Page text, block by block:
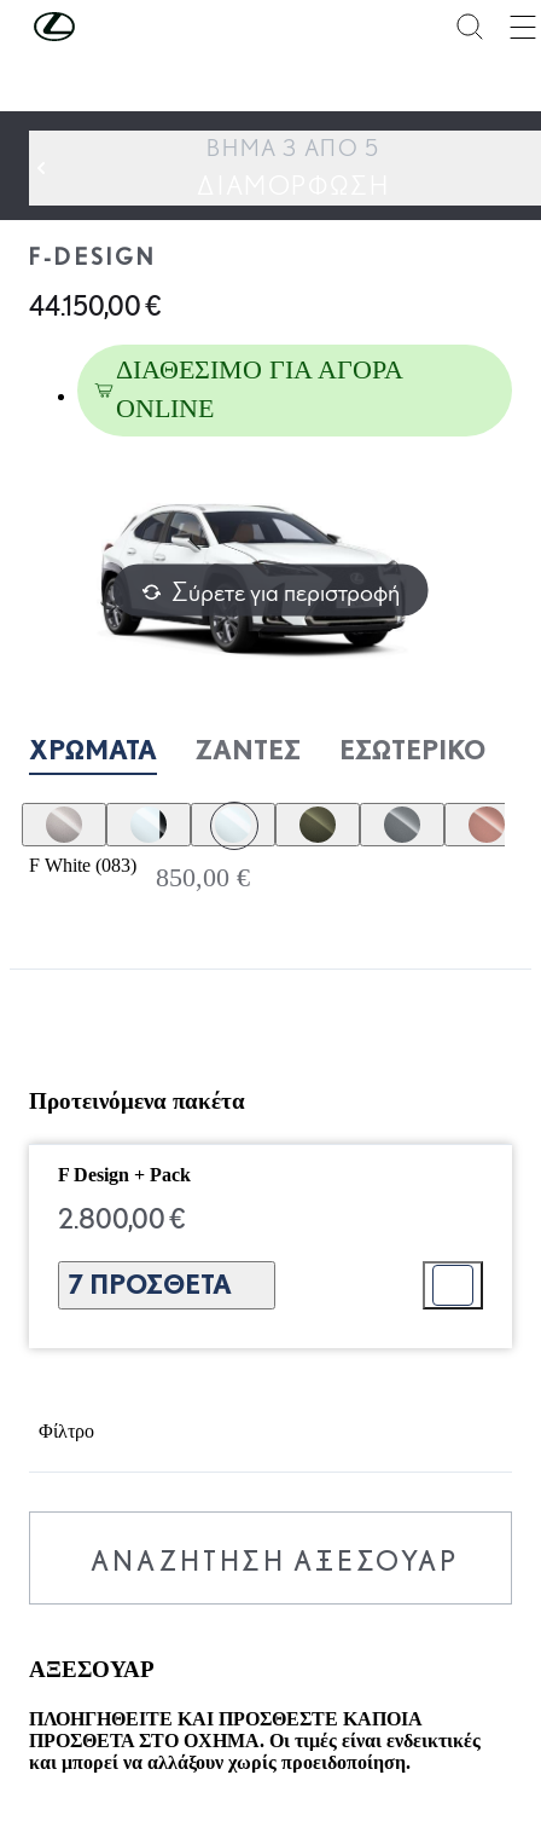
Συνέχεια στο κύριο περιεχόμενο
ΒΉΜΑ 3 ΑΠΌ 5
ΔΙΑΜΌΡΦΩΣΗ
ΑΠΟΘΉΚΕΥΣΗ
UX
F-DESIGN
44.150,00 €
ΔΙΑΘΈΣΙΜΟ ΓΙΑ ΑΓΟΡΆ
ONLINE
Σύρετε για περιστροφή
ΧΡΏΜΑΤΑ ΖΆΝΤΕΣ ΕΣΩΤΕΡΙΚΌ
F White (083) 850,00 €
Προτεινόμενα πακέτα
F Design + Pack
2.800,00 €
7 ΠΡΌΣΘΕΤΑ
Φίλτρο
ΑΞΕΣΟΥΑΡ
ΠΛΟΗΓΗΘΕΙΤΕ ΚΑΙ ΠΡΟΣΘΕΣΤΕ ΚΑΠΟΙΑ
ΠΡΟΣΘΕΤΑ ΣΤΟ ΟΧΗΜΑ. Οι τιμές είναι ενδεικτικές
και μπορεί να αλλάξουν χωρίς προειδοποίηση.